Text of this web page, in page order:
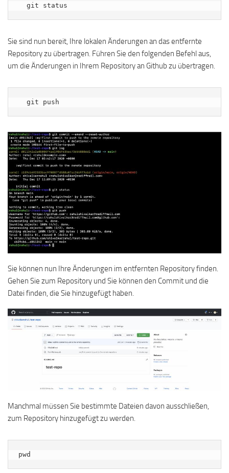
git status
Sie sind nun bereit, Ihre lokalen Änderungen an das entfernte
Repository zu übertragen. Führen Sie den folgenden Befehl aus,
um die Änderungen in Ihrem Repository an Github zu übertragen.
git push
Sie können nun Ihre Änderungen im entfernten Repository finden.
Gehen Sie zum Repository und Sie können den Commit und die
Datei finden, die Sie hinzugefügt haben.
Manchmal müssen Sie bestimmte Dateien davon ausschließen,
zum Repository hinzugefügt zu werden.
pwd